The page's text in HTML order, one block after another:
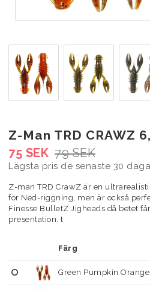
Z-Man TRD CRAWZ
79 SEK
75 SEK
Lägsta pris de senaste 30
Z-man TRD CrawZ är en
för Ned-riggning, men är också
Finesse BulletZ Jigheads då betet
presentation. t
Färg
Green Pumpkin Orange